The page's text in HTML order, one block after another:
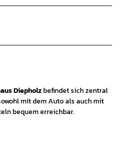
Diepholzbefindet sich zentral
mit dem Auto als auch mit
bequem erreichbar.